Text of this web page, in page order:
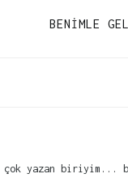
BENIMLE
çok yazan biriyim...